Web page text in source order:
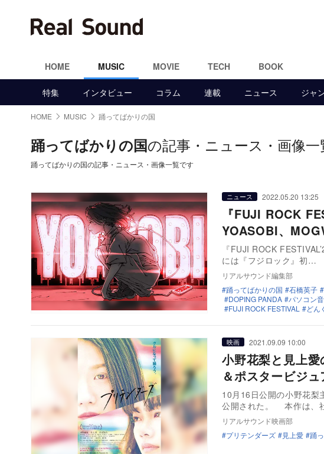
HOME MUSIC MOVIE TECH BOOK
特集 インタビュー コラム 連載 ニュース ジャ
HOME MUSIC 踊ってばかりの国
踊ってばかりの国の記事・ニュース・画像一
踊ってばかりの国の記事・ニュース・画像一覧です
ニュース 2022.05.20 13:25
『FUJI ROCK
YOASOBI、
『FUJI ROCK FESTIVAL’22
には『フジロック』初…
リアルサウンド編集部
踊ってばかりの国
石橋英子
DOPING PANDA
パソコン
FUJI ROCK FESTIVAL
どん
映画 2021.09.09 10:00
小野花梨と見上
＆ポスタービジ
10月16日公開の小野花梨
公開された。
リアルサウンド映画部
プリテンダーズ
見上愛 踊